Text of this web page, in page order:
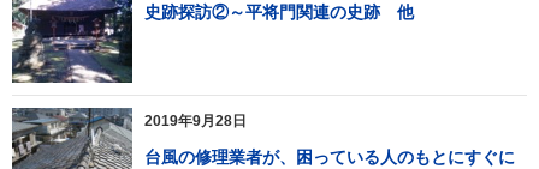
史跡探訪②～平将門関連の史跡 他
2019年9月28日
台風の修理業者が、困っている人のもとにすぐに